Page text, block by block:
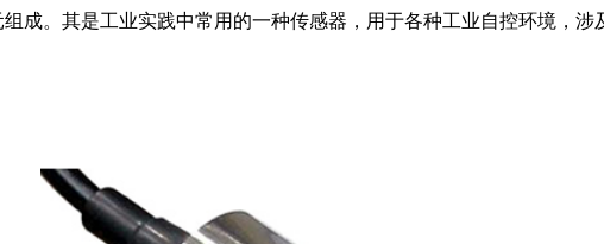
成。其是工业实践中常用的一种传感器，用于各种工业自控环境，